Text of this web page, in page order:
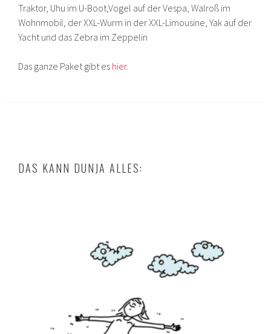
Traktor, Uhu im U-Boot,Vogel auf der Vespa, Walroß im
Wohnmobil, der XXL-Wurm in der XXL-Limousine, Yak auf der
Yacht und das Zebra im Zeppelin
Das ganze Paket gibt es hier.
DAS KANN DUNJA ALLES: